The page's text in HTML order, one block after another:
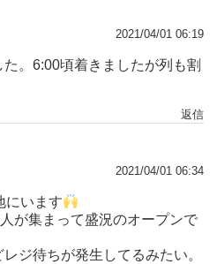
2021/04/01 06:19
。6:00頃着きましたが列も割
返信
2021/04/01 06:34
にいます
が集まって盛況のオープンで
ジ待ちが発生してるみたい。